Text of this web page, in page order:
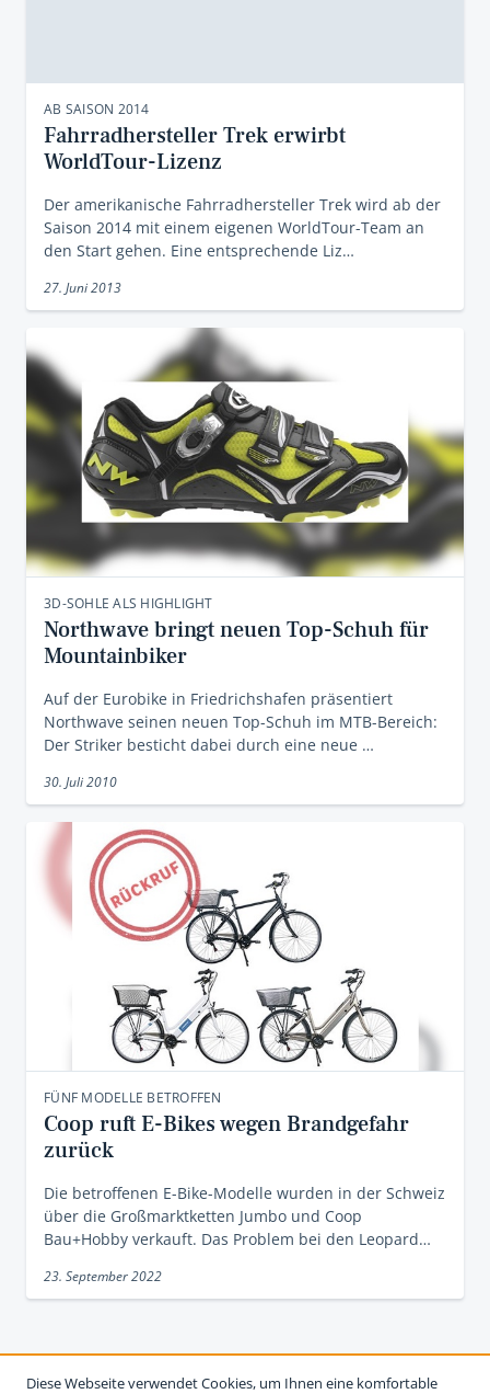
AB SAISON 2014
Fahrradhersteller Trek erwirbt
WorldTour-Lizenz
Der amerikanische Fahrradhersteller Trek wird ab der
Saison 2014 mit einem eigenen WorldTour-Team an
den Start gehen. Eine entsprechende Liz…
27. Juni 2013
3D-SOHLE ALS HIGHLIGHT
Northwave bringt neuen Top-Schuh für
Mountainbiker
Auf der Eurobike in Friedrichshafen präsentiert
Northwave seinen neuen Top-Schuh im MTB-Bereich:
Der Striker besticht dabei durch eine neue …
30. Juli 2010
FÜNF MODELLE BETROFFEN
Coop ruft E-Bikes wegen Brandgefahr
zurück
Die betroffenen E-Bike-Modelle wurden in der Schweiz
über die Großmarktketten Jumbo und Coop
Bau+Hobby verkauft. Das Problem bei den Leopard…
23. September 2022
Diese Webseite verwendet Cookies, um Ihnen eine komfortable